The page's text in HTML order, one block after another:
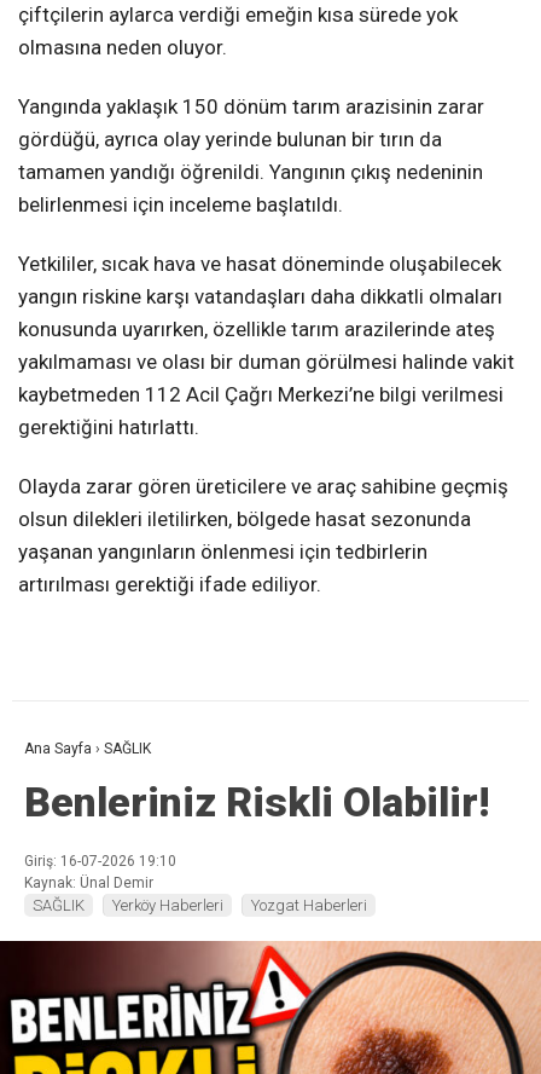
çiftçilerin aylarca verdiği emeğin kısa sürede yok
olmasına neden oluyor.
Yangında yaklaşık 150 dönüm tarım arazisinin zarar
gördüğü, ayrıca olay yerinde bulunan bir tırın da
tamamen yandığı öğrenildi. Yangının çıkış nedeninin
belirlenmesi için inceleme başlatıldı.
Yetkililer, sıcak hava ve hasat döneminde oluşabilecek
yangın riskine karşı vatandaşları daha dikkatli olmaları
konusunda uyarırken, özellikle tarım arazilerinde ateş
yakılmaması ve olası bir duman görülmesi halinde vakit
kaybetmeden 112 Acil Çağrı Merkezi’ne bilgi verilmesi
gerektiğini hatırlattı.
Olayda zarar gören üreticilere ve araç sahibine geçmiş
olsun dilekleri iletilirken, bölgede hasat sezonunda
yaşanan yangınların önlenmesi için tedbirlerin
artırılması gerektiği ifade ediliyor.
Ana Sayfa › SAĞLIK
Benleriniz Riskli Olabilir!
Giriş: 16-07-2026 19:10
Kaynak: Ünal Demir
SAĞLIK Yerköy Haberleri Yozgat Haberleri